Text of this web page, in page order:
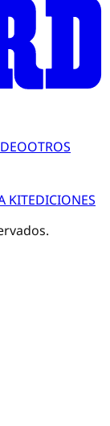
OTROS
KITEDICIONES